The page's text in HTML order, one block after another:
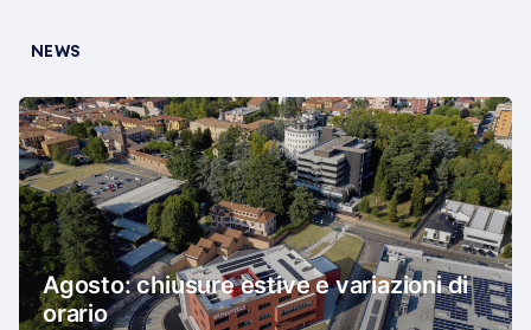
NEWS
Agosto: chiusure estive e variazioni di
orario